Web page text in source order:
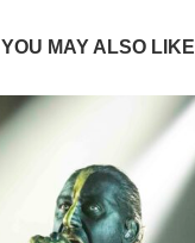
YOU MAY ALSO LIKE